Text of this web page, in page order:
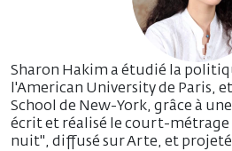
Sharon Hakim a étudié la
l'American University de Paris,
School de New-York, grâce à
écrit et réalisé le court-métrage
nuit", diffusé sur Arte, et